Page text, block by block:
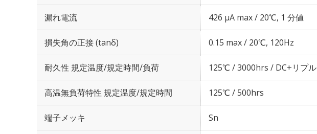
漏れ電流 426 μA max / 20℃, 1 分値
損失角の正接 (tanδ) 0.15 max / 20℃, 120Hz
耐久性 規定温度/規定時間/負荷 125℃ / 3000hrs / DC+リプル
高温無負荷特性 規定温度/規定時間 125℃ / 500hrs
端子メッキ Sn